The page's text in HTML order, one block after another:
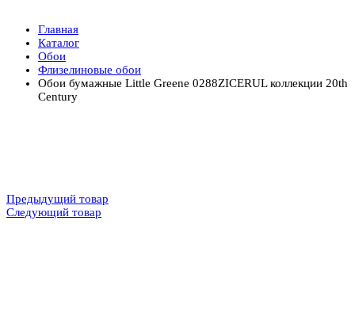
Главная
Каталог
Обои
Флизелиновые обои
Обои бумажные Little Greene 0288ZICERUL коллекции 20th
Century
Предыдущий товар
Следующий товар